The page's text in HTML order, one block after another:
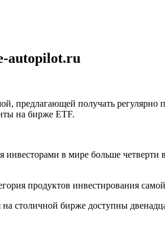
autopilot.ru
получать регулярно
на бирже ETF.
в мире больше четверти
продуктов инвестирования
столичной бирже доступны